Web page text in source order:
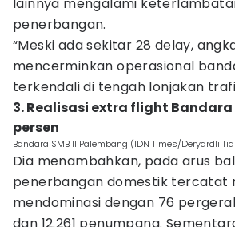
penerbangan.
“Meski ada sekitar 28 delay,
mencerminkan operasional
terkendali di tengah lonjakan
3. Realisasi extra flight Bandara
persen
Bandara SMB II Palembang (IDN Times/Deryardli
Dia menambahkan, pada arus
penerbangan domestik tercatat
mendominasi dengan 76